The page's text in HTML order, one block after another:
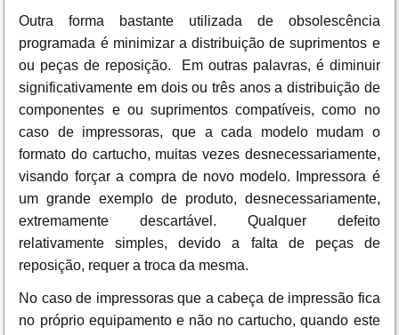
Outra forma bastante utilizada de obsolescência
programada é minimizar a distribuição de suprimentos e
ou peças de reposição. Em outras palavras, é diminuir
significativamente em dois ou três anos a distribuição de
componentes e ou suprimentos compatíveis, como no
caso de impressoras, que a cada modelo mudam o
formato do cartucho, muitas vezes desnecessariamente,
visando forçar a compra de novo modelo. Impressora é
um grande exemplo de produto, desnecessariamente,
extremamente descartável. Qualquer defeito
relativamente simples, devido a falta de peças de
reposição, requer a troca da mesma.
No caso de impressoras que a cabeça de impressão fica
no próprio equipamento e não no cartucho, quando este